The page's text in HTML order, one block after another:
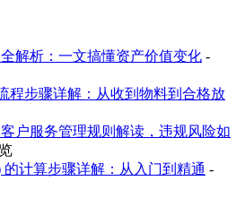
解析：一文搞懂资产价值变化 -
程步骤详解：从收到物料到合格放
户服务管理规则解读，违规风险如
计算步骤详解：从入门到精通 -